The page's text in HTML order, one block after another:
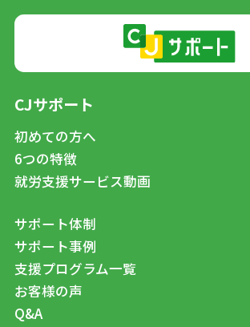
CJサポート
初めての方へ
6つの特徴
就労支援サービス動画
サポート体制
サポート事例
支援プログラム一覧
お客様の声
Q&A